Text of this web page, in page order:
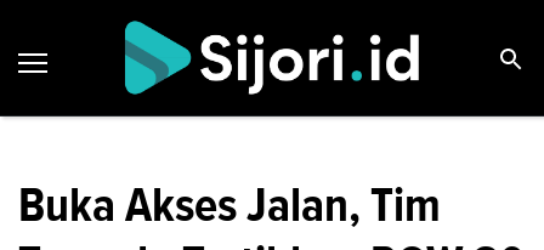
Buka Akses Jalan, Tim